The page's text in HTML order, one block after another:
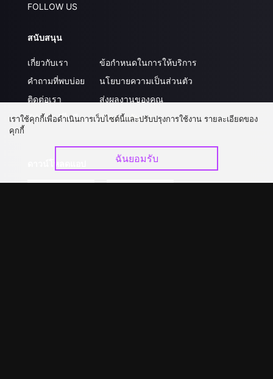
FOLLOW US
สนับสนุน
เกี่ยวกับเรา
คำถามที่พบบ่อย
ติดต่อเรา
อัปเกรด วีไอพี
ข้อกำหนดในการให้บริการ
นโยบายความเป็นส่วนตัว
ส่งผลงานของคุณ
ร่วมงานกับเรา
เราใช้คุกกี้เพื่อดำเนินการเว็บไซต์นี้และปรับปรุงการใช้งาน รายละเอียดของ
คุกกี้
ฉันยอมรับ